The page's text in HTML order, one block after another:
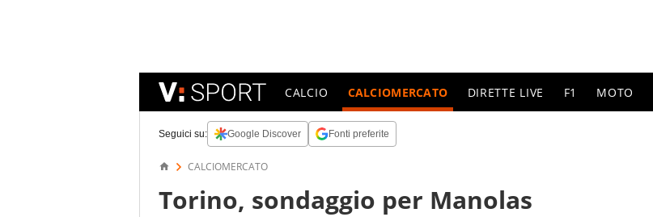
CALCIO CALCIOMERCATO DIRETTE LIVE F1 MOTO
Seguici su: Google Discover Fonti preferite
CALCIOMERCATO
Torino, sondaggio per Manolas